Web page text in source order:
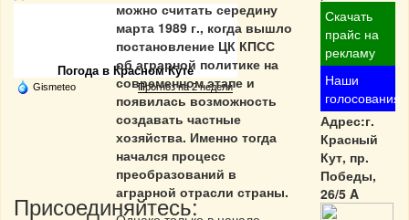
Частная реклама
Погода в Красном Куте
Gismeteo Прогноз на 2 недели
Присоединяйтесь:
можно считать середину
марта 1989 г., когда вышло
постановление ЦК КПСС
об аграрной политике на
современном этапе и
появилась возможность
создавать частные
хозяйства. Именно тогда
начался процесс
преобразований в
аграрной отрасли страны.
Скачать
прайс на
рекламу
Наши
голосования
Адрес:г.
Красный
Кут, пр.
Победы,
26/5 A